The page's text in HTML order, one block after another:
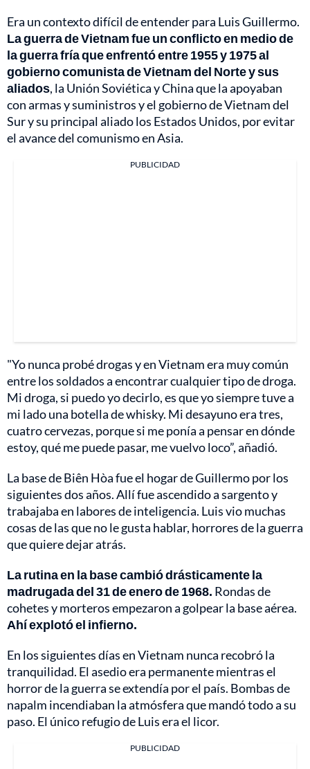
Era un contexto difícil de entender para Luis Guillermo.
La guerra de Vietnam fue un conflicto en medio de
la guerra fría que enfrentó entre 1955 y 1975 al
gobierno comunista de Vietnam del Norte y sus
aliados, la Unión Soviética y China que la apoyaban
con armas y suministros y el gobierno de Vietnam del
Sur y su principal aliado los Estados Unidos, por evitar
el avance del comunismo en Asia.
PUBLICIDAD
"Yo nunca probé drogas y en Vietnam era muy común
entre los soldados a encontrar cualquier tipo de droga.
Mi droga, si puedo yo decirlo, es que yo siempre tuve a
mi lado una botella de whisky. Mi desayuno era tres,
cuatro cervezas, porque si me ponía a pensar en dónde
estoy, qué me puede pasar, me vuelvo loco”, añadió.
La base de Biên Hòa fue el hogar de Guillermo por los
siguientes dos años. Allí fue ascendido a sargento y
trabajaba en labores de inteligencia. Luis vio muchas
cosas de las que no le gusta hablar, horrores de la guerra
que quiere dejar atrás.
La rutina en la base cambió drásticamente la
madrugada del 31 de enero de 1968. Rondas de
cohetes y morteros empezaron a golpear la base aérea.
Ahí explotó el infierno.
En los siguientes días en Vietnam nunca recobró la
tranquilidad. El asedio era permanente mientras el
horror de la guerra se extendía por el país. Bombas de
napalm incendiaban la atmósfera que mandó todo a su
paso. El único refugio de Luis era el licor.
PUBLICIDAD